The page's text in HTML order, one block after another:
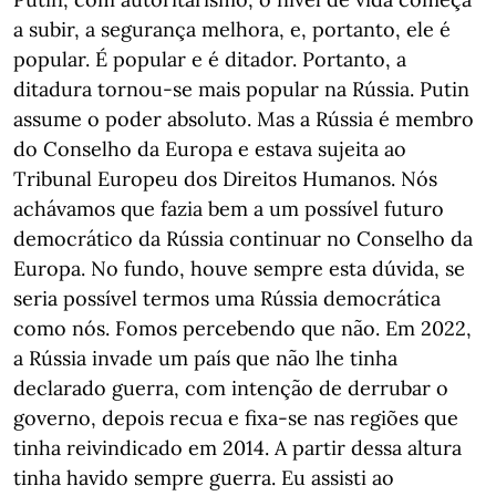
a subir, a segurança melhora, e, portanto, ele é
popular. É popular e é ditador. Portanto, a
ditadura tornou-se mais popular na Rússia. Putin
assume o poder absoluto. Mas a Rússia é membro
do Conselho da Europa e estava sujeita ao
Tribunal Europeu dos Direitos Humanos. Nós
achávamos que fazia bem a um possível futuro
democrático da Rússia continuar no Conselho da
Europa. No fundo, houve sempre esta dúvida, se
seria possível termos uma Rússia democrática
como nós. Fomos percebendo que não. Em 2022,
a Rússia invade um país que não lhe tinha
declarado guerra, com intenção de derrubar o
governo, depois recua e fixa-se nas regiões que
tinha reivindicado em 2014. A partir dessa altura
tinha havido sempre guerra. Eu assisti ao